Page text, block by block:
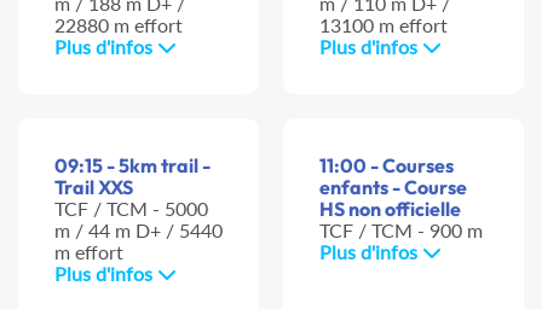
22880 m effort
Plus d'infos
13100 m effort
Plus d'infos
09:15 - 5km trail -
Trail XXS
TCF / TCM - 5000
m / 44 m D+ / 5440
m effort
Plus d'infos
11:00 - Courses
enfants - Course
HS non officielle
TCF / TCM - 900 m
Plus d'infos